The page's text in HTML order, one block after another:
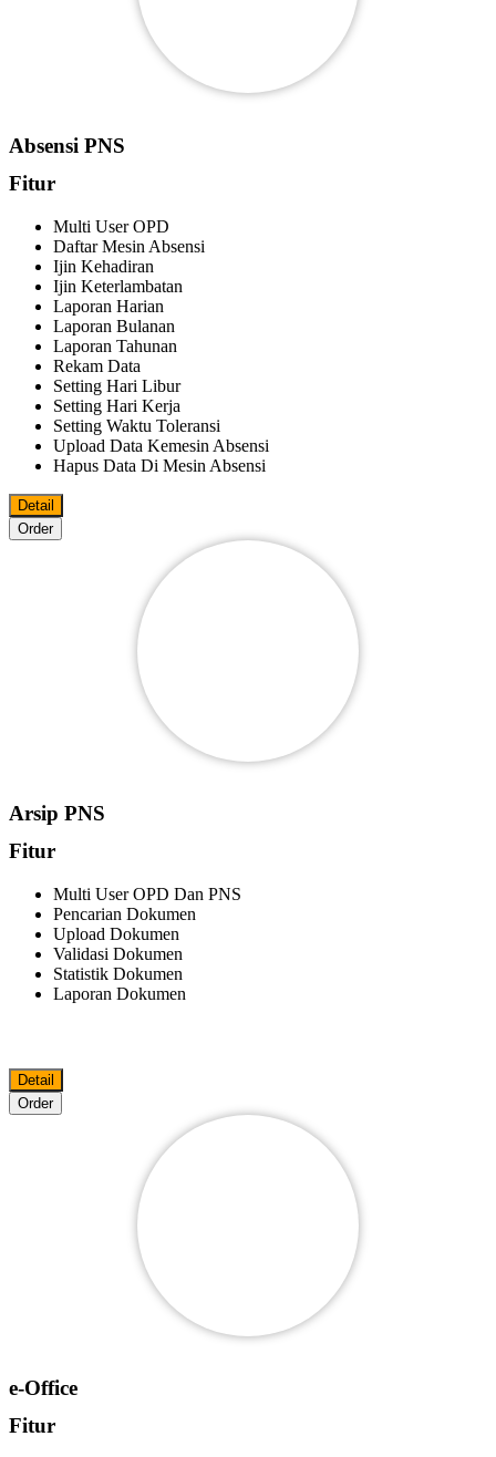
Absensi PNS
Fitur
Multi User OPD
Daftar Mesin Absensi
Ijin Kehadiran
Ijin Keterlambatan
Laporan Harian
Laporan Bulanan
Laporan Tahunan
Rekam Data
Setting Hari Libur
Setting Hari Kerja
Setting Waktu Toleransi
Upload Data Kemesin Absensi
Hapus Data Di Mesin Absensi
Detail
Order
Arsip PNS
Fitur
Multi User OPD Dan PNS
Pencarian Dokumen
Upload Dokumen
Validasi Dokumen
Statistik Dokumen
Laporan Dokumen
Detail
Order
e-Office
Fitur